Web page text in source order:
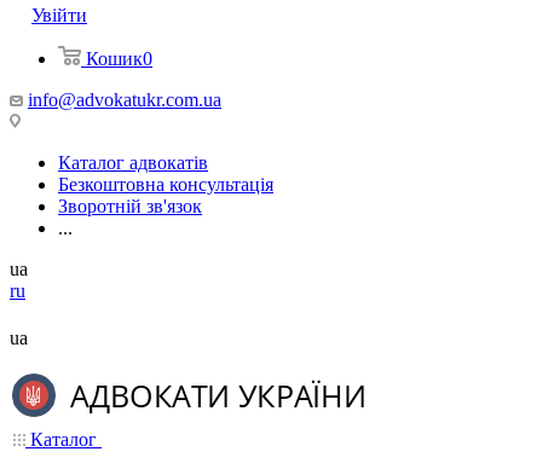
Увійти
Кошик0
info@advokatukr.com.ua
Каталог адвокатів
Безкоштовна консультація
Зворотній зв'язок
...
ua
ru
ua
Каталог